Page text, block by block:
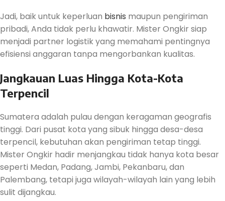
Jadi, baik untuk keperluan bisnis maupun pengiriman
pribadi, Anda tidak perlu khawatir. Mister Ongkir siap
menjadi partner logistik yang memahami pentingnya
efisiensi anggaran tanpa mengorbankan kualitas.
Jangkauan Luas Hingga Kota-Kota
Terpencil
Sumatera adalah pulau dengan keragaman geografis
tinggi. Dari pusat kota yang sibuk hingga desa-desa
terpencil, kebutuhan akan pengiriman tetap tinggi.
Mister Ongkir hadir menjangkau tidak hanya kota besar
seperti Medan, Padang, Jambi, Pekanbaru, dan
Palembang, tetapi juga wilayah-wilayah lain yang lebih
sulit dijangkau.